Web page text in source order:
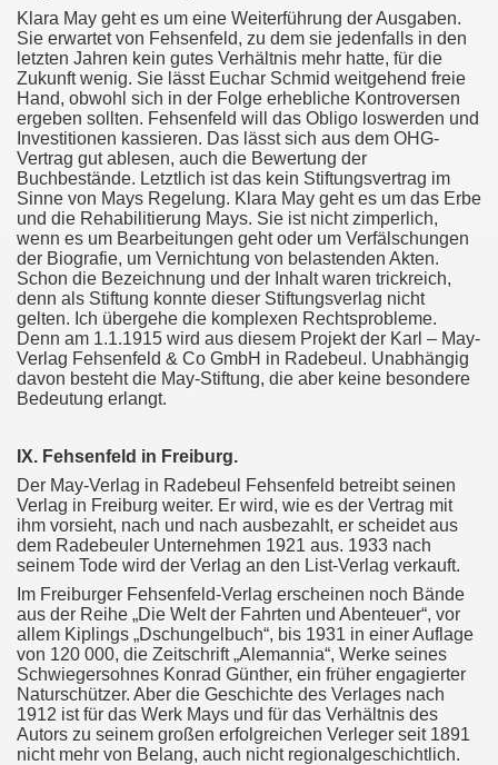
Klara May geht es um eine Weiterführung der Ausgaben.
Sie erwartet von Fehsenfeld, zu dem sie jedenfalls in den
letzten Jahren kein gutes Verhältnis mehr hatte, für die
Zukunft wenig. Sie lässt Euchar Schmid weitgehend freie
Hand, obwohl sich in der Folge erhebliche Kontroversen
ergeben sollten. Fehsenfeld will das Obligo loswerden und
Investitionen kassieren. Das lässt sich aus dem OHG-
Vertrag gut ablesen, auch die Bewertung der
Buchbestände. Letztlich ist das kein Stiftungsvertrag im
Sinne von Mays Regelung. Klara May geht es um das Erbe
und die Rehabilitierung Mays. Sie ist nicht zimperlich,
wenn es um Bearbeitungen geht oder um Verfälschungen
der Biografie, um Vernichtung von belastenden Akten.
Schon die Bezeichnung und der Inhalt waren trickreich,
denn als Stiftung konnte dieser Stiftungsverlag nicht
gelten. Ich übergehe die komplexen Rechtsprobleme.
Denn am 1.1.1915 wird aus diesem Projekt der Karl – May-
Verlag Fehsenfeld & Co GmbH in Radebeul. Unabhängig
davon besteht die May-Stiftung, die aber keine besondere
Bedeutung erlangt.
IX. Fehsenfeld in Freiburg.
Der May-Verlag in Radebeul Fehsenfeld betreibt seinen
Verlag in Freiburg weiter. Er wird, wie es der Vertrag mit
ihm vorsieht, nach und nach ausbezahlt, er scheidet aus
dem Radebeuler Unternehmen 1921 aus. 1933 nach
seinem Tode wird der Verlag an den List-Verlag verkauft.
Im Freiburger Fehsenfeld-Verlag erscheinen noch Bände
aus der Reihe „Die Welt der Fahrten und Abenteuer“, vor
allem Kiplings „Dschungelbuch“, bis 1931 in einer Auflage
von 120 000, die Zeitschrift „Alemannia“, Werke seines
Schwiegersohnes Konrad Günther, ein früher engagierter
Naturschützer. Aber die Geschichte des Verlages nach
1912 ist für das Werk Mays und für das Verhältnis des
Autors zu seinem großen erfolgreichen Verleger seit 1891
nicht mehr von Belang, auch nicht regionalgeschichtlich.